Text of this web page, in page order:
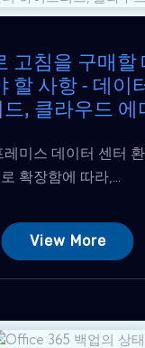
고침을 구매할
할 사항 - 데이
, 클라우드 에
레미스 데이터 센터
확장함에 따라,...
View More